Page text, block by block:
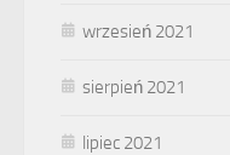
wrzesień 2021
sierpień 2021
lipiec 2021